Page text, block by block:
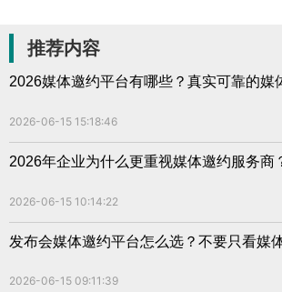
推荐内容
2026媒体邀约平台有哪些？真实可靠的媒
2026-06-15 15:18:46
2026年企业为什么更重视媒体邀约服务商
2026-06-15 10:14:22
发布会媒体邀约平台怎么选？不要只看媒
2026-06-15 09:11:39